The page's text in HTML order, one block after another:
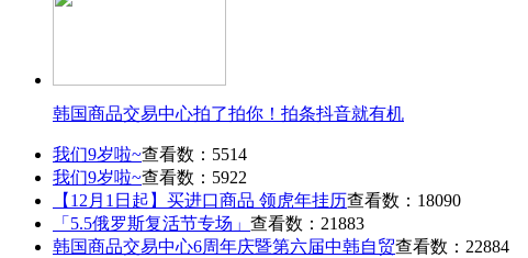
韩国商品交易中心拍了拍你！拍条抖音就有机
我们9岁啦~查看数：5514
我们9岁啦~查看数：5922
【12月1日起】买进口商品 领虎年挂历查看数：18090
「5.5俄罗斯复活节专场」 查看数：21883
韩国商品交易中心6周年庆暨第六届中韩自贸查看数：22884